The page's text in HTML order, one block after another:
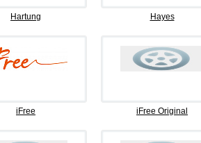
Hartung Hayes
iFree iFree Original